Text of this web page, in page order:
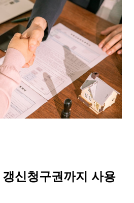
신청구권까지 사용